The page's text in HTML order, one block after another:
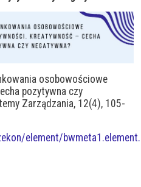
osobowościowe
pozytywna czy
Zarządzania, 12(4), 105-
element/